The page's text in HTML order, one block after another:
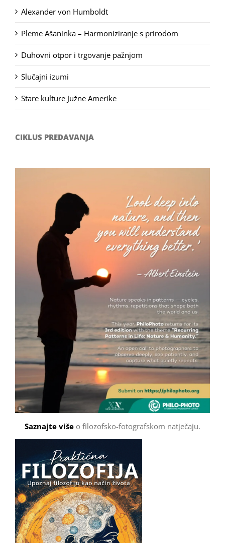
Alexander von Humboldt
Pleme Ašaninka – Harmoniziranje s prirodom
Duhovni otpor i trgovanje pažnjom
Slučajni izumi
Stare kulture Južne Amerike
CIKLUS PREDAVANJA
Saznajte više o filozofsko-fotografskom natječaju.